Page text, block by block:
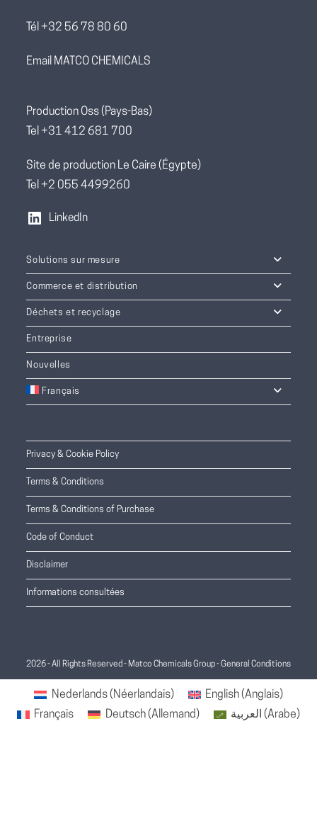
Tél +32 56 78 80 60
Email MATCO CHEMICALS
Production Oss (Pays-Bas)
Tel +31 412 681 700
Site de production Le Caire (Égypte)
Tel +2 055 4499260
LinkedIn
Solutions sur mesure
Commerce et distribution
Déchets et recyclage
Entreprise
Nouvelles
Français
Privacy & Cookie Policy
Terms & Conditions
Terms & Conditions of Purchase
Code of Conduct
Disclaimer
Informations consultées
2026 - All Rights Reserved - Matco Chemicals Group -General Conditions
Nederlands(Néerlandais) English(Anglais)
Français
Deutsch(Allemand) العربية (Arabe)